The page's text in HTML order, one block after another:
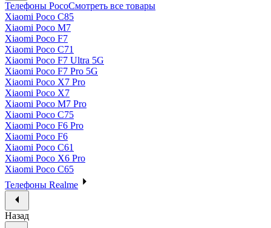
Телефоны PocoСмотреть все товары
Xiaomi Poco C85
Xiaomi Poco M7
Xiaomi Poco F7
Xiaomi Poco C71
Xiaomi Poco F7 Ultra 5G
Xiaomi Poco F7 Pro 5G
Xiaomi Poco X7 Pro
Xiaomi Poco X7
Xiaomi Poco M7 Pro
Xiaomi Poco C75
Xiaomi Poco F6 Pro
Xiaomi Poco F6
Xiaomi Poco C61
Xiaomi Poco X6 Pro
Xiaomi Poco C65
Телефоны Realme
Назад